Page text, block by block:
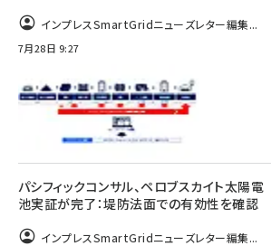
インプレスSmartGridニューズレター編集...
7月28日 9:27
パシフィックコンサル、ペロブスカイト太陽電
池実証が完了：堤防法面での有効性を確認
インプレスSmartGridニューズレター編集...